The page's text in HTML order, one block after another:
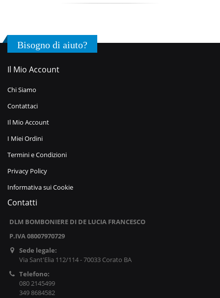
Bisogno di aiuto?
Il Mio Account
Chi Siamo
Contattaci
Il Mio Account
I Miei Ordini
Termini e Condizioni
Privacy Policy
Informativa sui Cookie
Contatti
DLM BOMBONIERE DI DE LUCIA FRANCESCO
P.IVA 08007970729
Sede legale:
Via Sant'Elia 112/114 - 70033 Corato BA
Telefono:
080 2145499
349 8684582